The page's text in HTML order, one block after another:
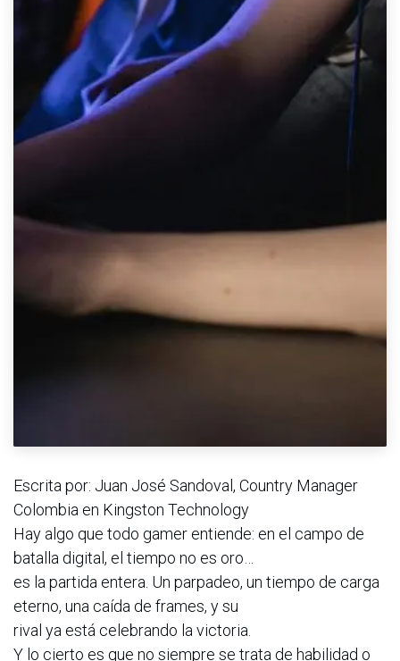
Escrita por: Juan José Sandoval, Country Manager
Colombia en Kingston Technology
Hay algo que todo gamer entiende: en el campo de
batalla digital, el tiempo no es oro…
es la partida entera. Un parpadeo, un tiempo de carga
eterno, una caída de frames, y su
rival ya está celebrando la victoria.
Y lo cierto es que no siempre se trata de habilidad o